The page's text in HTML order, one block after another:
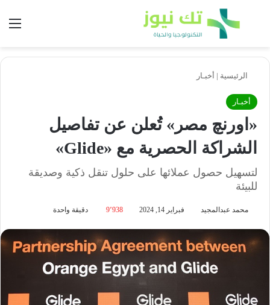
بحث عن
الرئيسية | أخبـار
أخبـار
«اورنچ مصر» تُعلن عن تفاصيل
الشراكة الحصرية مع «Glide»
لتسهيل حصول عملائها على حلول تنقل ذكية وصديقة
للبيئة
محمد عبدالمجيد فبراير 14, 2024 9٬938 دقيقة واحدة